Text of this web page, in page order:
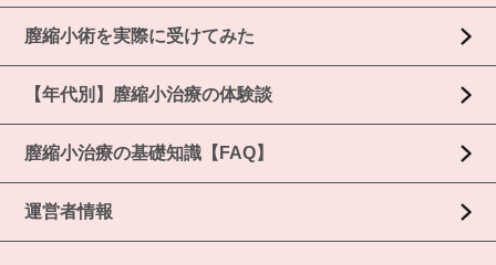
膣縮小術を実際に受けてみた
【年代別】膣縮小治療の体験談
膣縮小治療の基礎知識【FAQ】
運営者情報